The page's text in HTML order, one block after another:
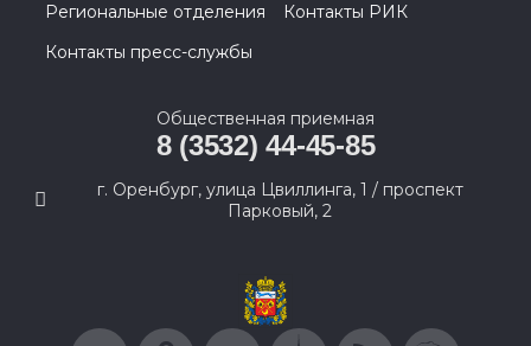
Региональные отделения
Контакты РИК
Контакты пресс-службы
Общественная приемная
8 (3532) 44-45-85
г. Оренбург, улица Цвиллинга, 1 / проспект
Парковый, 2